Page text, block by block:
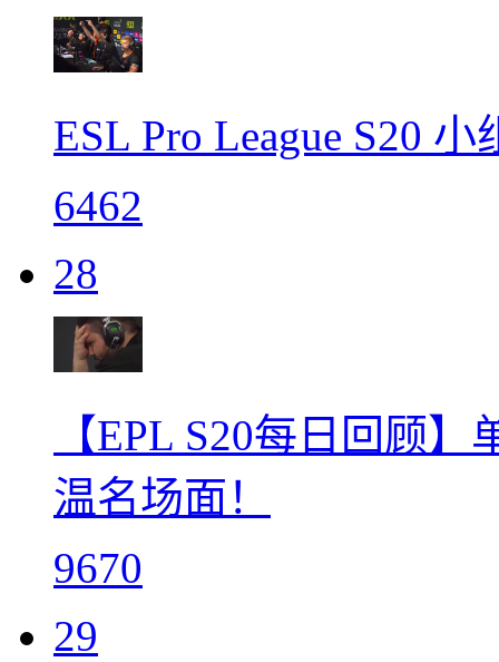
ESL Pro League S20
6462
28
【EPL S20每日回顾
温名场面！
9670
29